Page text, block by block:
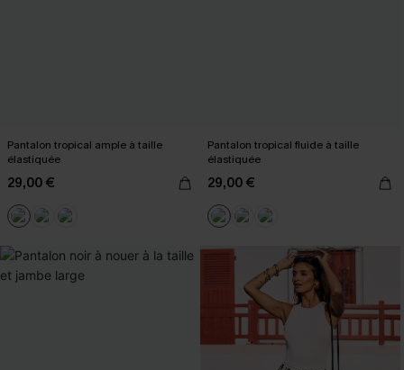
Pantalon tropical ample à taille
élastiquée
29,00 €
Pantalon tropical fluide à taille
élastiquée
29,00 €